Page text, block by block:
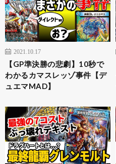
2021.10.17
【GP準決勝の悲劇】10秒で
わかるカマスレッゾ事件【デ
ュエマMAD】